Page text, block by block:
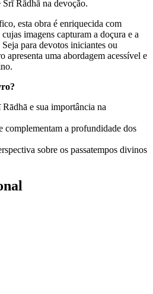
Rādhā na devoção.
esta obra é enriquecida com
imagens capturam a doçura e a
para devotos iniciantes ou
apresenta uma abordagem acessível e
e sua importância na
complementam a profundidade dos
sobre os passatempos divinos